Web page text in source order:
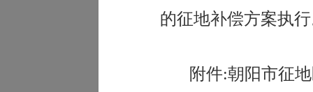
的征地补偿方案执
附件:朝阳市征